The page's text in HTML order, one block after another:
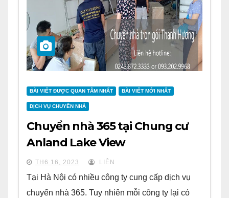
BÀI VIẾT ĐƯỢC QUAN TÂM NHẤT BÀI VIẾT MỚI NHẤT
DỊCH VỤ CHUYỂN NHÀ
Chuyển nhà 365 tại Chung cư
Anland Lake View
TH6 16, 2023 LIÊN
Tại Hà Nội có nhiều công ty cung cấp dịch vụ
chuyển nhà 365. Tuy nhiên mỗi công ty lại có